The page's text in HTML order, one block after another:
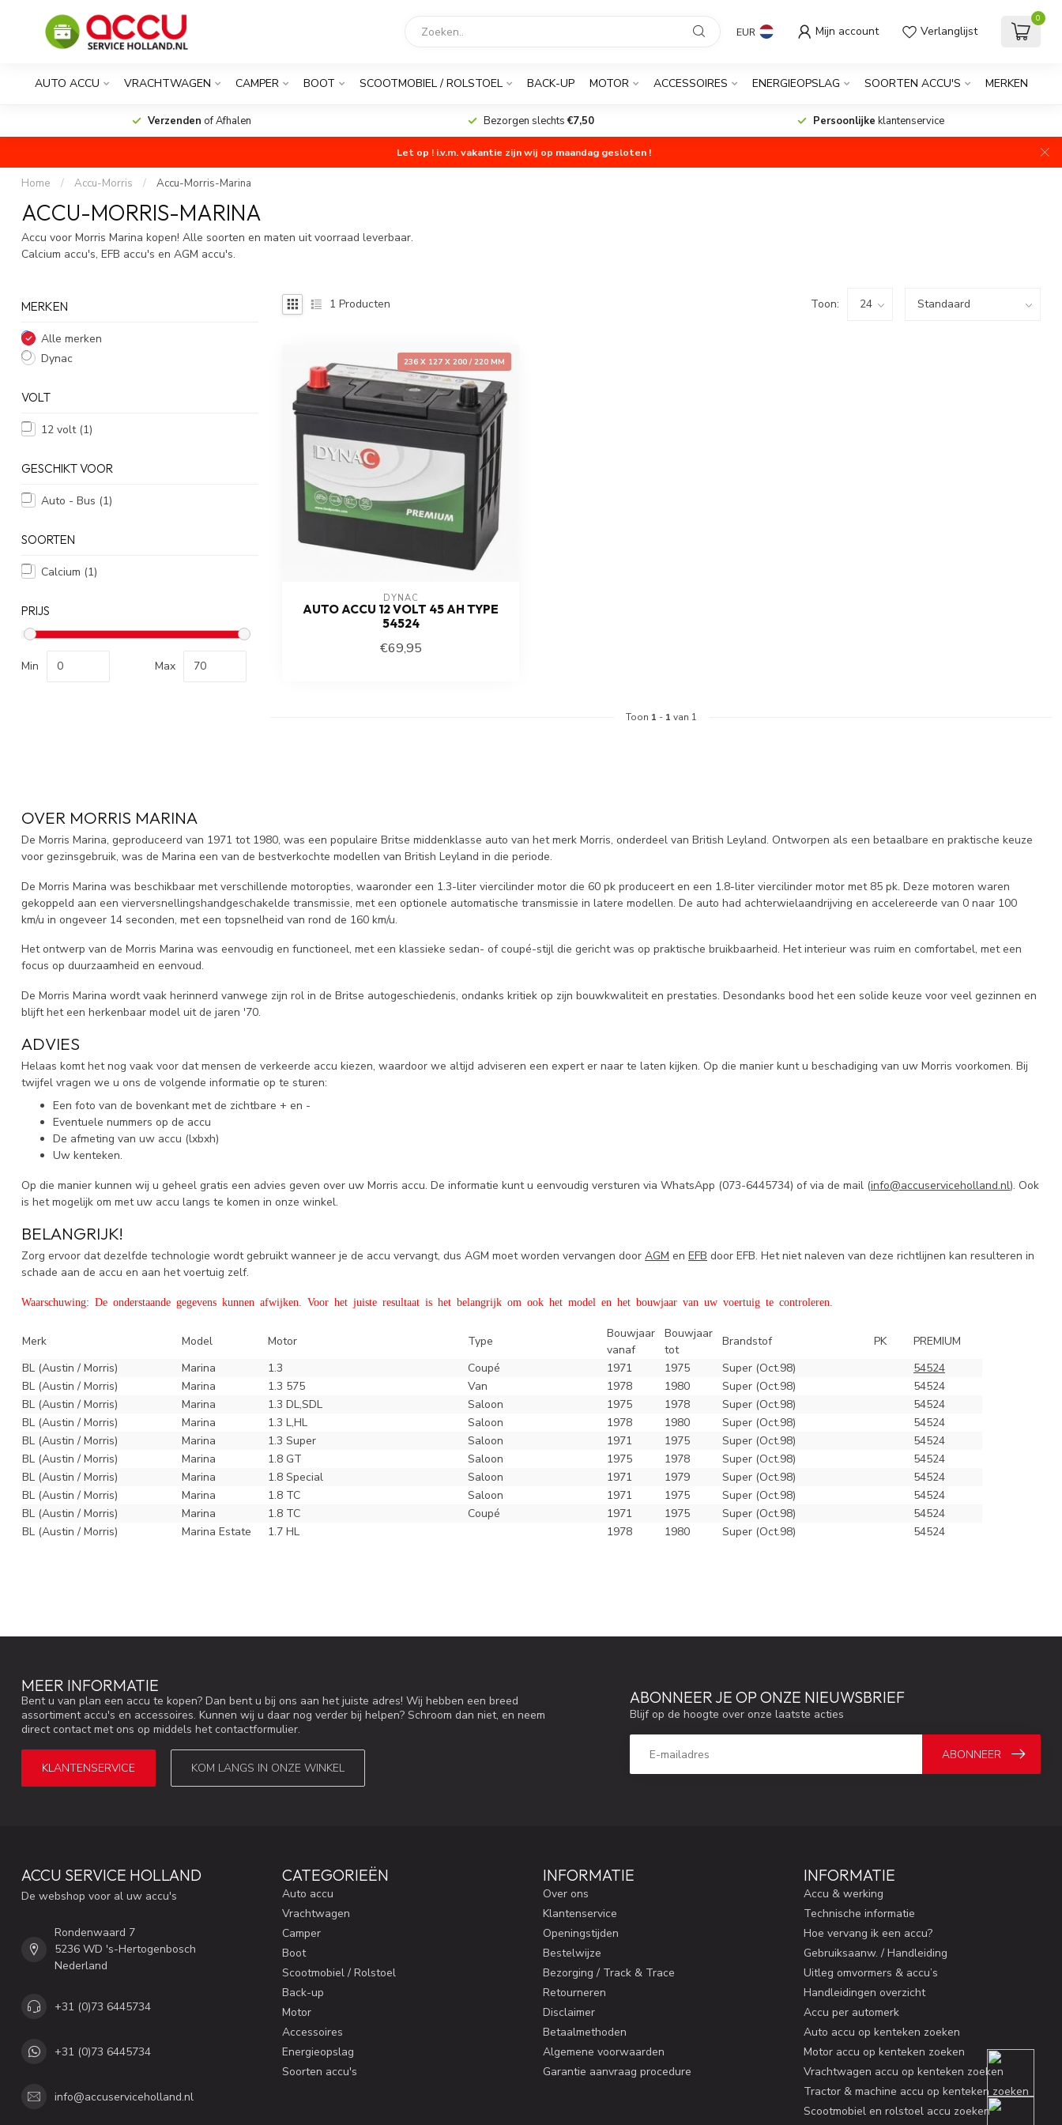
EUR Mijn account Verlanglijst
0
AUTO ACCU VRACHTWAGEN CAMPER BOOT SCOOTMOBIEL / ROLSTOEL BACK-UP MOTOR ACCESSOIRES ENERGIEOPSLAG SOORTEN ACCU'S MERKEN
Verzenden of Afhalen Bezorgen slechts€7,50 Persoonlijke klantenservice
Let op ! i.v.m. vakantie zijn wij op maandag gesloten !
Home / Accu-Morris / Accu-Morris-Marina
ACCU-MORRIS-MARINA
Accu voor Morris Marina kopen! Alle soorten en maten uit voorraad leverbaar.
Calcium accu's, EFB accu's en AGM accu's.
MERKEN
Alle merken
Dynac
VOLT
12 volt (1)
GESCHIKT VOOR
Auto - Bus (1)
SOORTEN
Calcium (1)
PRIJS
Min Max
1 Producten Toon:
236 X 127 X 200 / 220 MM
DYNAC
AUTO ACCU 12 VOLT 45 AH TYPE
54524
€69,95
Toon 1 - 1 van 1
OVER MORRIS MARINA
De Morris Marina, geproduceerd van 1971 tot 1980, was een populaire Britse middenklasse auto van het merk Morris, onderdeel van British Leyland. Ontworpen als een betaalbare en praktische keuze
voor gezinsgebruik, was de Marina een van de bestverkochte modellen van British Leyland in die periode.
De Morris Marina was beschikbaar met verschillende motoropties, waaronder een 1.3-liter viercilinder motor die 60 pk produceert en een 1.8-liter viercilinder motor met 85 pk. Deze motoren waren
gekoppeld aan een vierversnellingshandgeschakelde transmissie, met een optionele automatische transmissie in latere modellen. De auto had achterwielaandrijving en accelereerde van 0 naar 100
km/u in ongeveer 14 seconden, met een topsnelheid van rond de 160 km/u.
Het ontwerp van de Morris Marina was eenvoudig en functioneel, met een klassieke sedan- of coupé-stijl die gericht was op praktische bruikbaarheid. Het interieur was ruim en comfortabel, met een
focus op duurzaamheid en eenvoud.
De Morris Marina wordt vaak herinnerd vanwege zijn rol in de Britse autogeschiedenis, ondanks kritiek op zijn bouwkwaliteit en prestaties. Desondanks bood het een solide keuze voor veel gezinnen en
blijft het een herkenbaar model uit de jaren '70.
ADVIES
Helaas komt het nog vaak voor dat mensen de verkeerde accu kiezen, waardoor we altijd adviseren een expert er naar te laten kijken. Op die manier kunt u beschadiging van uw Morris voorkomen. Bij
twijfel vragen we u ons de volgende informatie op te sturen:
Een foto van de bovenkant met de zichtbare + en -
Eventuele nummers op de accu
De afmeting van uw accu (lxbxh)
Uw kenteken.
Op die manier kunnen wij u geheel gratis een advies geven over uw Morris accu. De informatie kunt u eenvoudig versturen via WhatsApp (073-6445734) of via de mail (info@accuserviceholland.nl). Ook
is het mogelijk om met uw accu langs te komen in onze winkel.
BELANGRIJK!
Zorg ervoor dat dezelfde technologie wordt gebruikt wanneer je de accu vervangt, dus AGM moet worden vervangen door AGM en EFB door EFB. Het niet naleven van deze richtlijnen kan resulteren in
schade aan de accu en aan het voertuig zelf.
Waarschuwing: De onderstaande gegevens kunnen afwijken. Voor het juiste resultaat is het belangrijk om ook het model en het bouwjaar van uw voertuig te controleren.
Merk Model Motor Type
Bouwjaar
vanaf
Bouwjaar
tot
Brandstof PK
PREMIUM
BL (Austin / Morris)
Marina 1.3 Coupé 1971 1975 Super (Oct.98)
54524
BL (Austin / Morris)
Marina 1.3 575 Van 1978 1980 Super (Oct.98)
54524
BL (Austin / Morris)
Marina 1.3 DL,SDL Saloon 1975 1978 Super (Oct.98)
54524
BL (Austin / Morris)
Marina 1.3 L,HL Saloon 1978 1980 Super (Oct.98)
54524
BL (Austin / Morris)
Marina 1.3 Super Saloon 1971 1975 Super (Oct.98)
54524
BL (Austin / Morris)
Marina 1.8 GT Saloon 1975 1978 Super (Oct.98)
54524
BL (Austin / Morris)
Marina 1.8 Special Saloon 1971 1979 Super (Oct.98)
54524
BL (Austin / Morris)
Marina 1.8 TC Saloon 1971 1975 Super (Oct.98)
54524
BL (Austin / Morris)
Marina 1.8 TC Coupé 1971 1975 Super (Oct.98)
54524
BL (Austin / Morris)
Marina Estate 1.7 HL 1978 1980 Super (Oct.98) 54524
MEER INFORMATIE
Bent u van plan een accu te kopen? Dan bent u bij ons aan het juiste adres! Wij hebben een breed
assortiment accu's en accessoires. Kunnen wij u daar nog verder bij helpen? Schroom dan niet, en neem
direct contact met ons op middels het contactformulier.
KLANTENSERVICE KOM LANGS IN ONZE WINKEL
ABONNEER JE OP ONZE NIEUWSBRIEF
Blijf op de hoogte over onze laatste acties
ABONNEER
ACCU SERVICE HOLLAND
De webshop voor al uw accu's
Rondenwaard 7
5236 WD 's-Hertogenbosch
Nederland
+31 (0)73 6445734
+31 (0)73 6445734
info@accuserviceholland.nl
CATEGORIEËN
Auto accu
Vrachtwagen
Camper
Boot
Scootmobiel / Rolstoel
Back-up
Motor
Accessoires
Energieopslag
Soorten accu's
INFORMATIE
Over ons
Klantenservice
Openingstijden
Bestelwijze
Bezorging / Track & Trace
Retourneren
Disclaimer
Betaalmethoden
Algemene voorwaarden
Garantie aanvraag procedure
INFORMATIE
Accu & werking
Technische informatie
Hoe vervang ik een accu?
Gebruiksaanw. / Handleiding
Uitleg omvormers & accu’s
Handleidingen overzicht
Accu per automerk
Auto accu op kenteken zoeken
Motor accu op kenteken zoeken
Vrachtwagen accu op kenteken zoeken
Tractor & machine accu op kenteken zoeken
Scootmobiel en rolstoel accu zoeken